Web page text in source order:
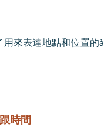
用來表達地點和位置的à
時間